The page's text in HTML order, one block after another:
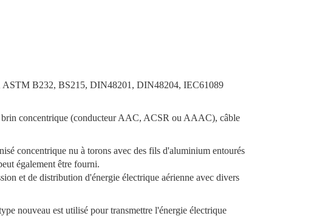
B232, BS215, DIN48201, DIN48204, IEC61089
concentrique (conducteur AAC, ACSR ou AAAC), câble
concentrique nu à torons avec des fils d'aluminium entourés
également être fourni.
et de distribution d'énergie électrique aérienne avec divers
nouveau est utilisé pour transmettre l'énergie électrique